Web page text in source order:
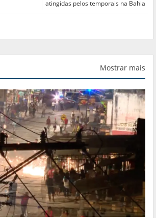
atingidas pelos temporais na Bahia
Mostrar mais